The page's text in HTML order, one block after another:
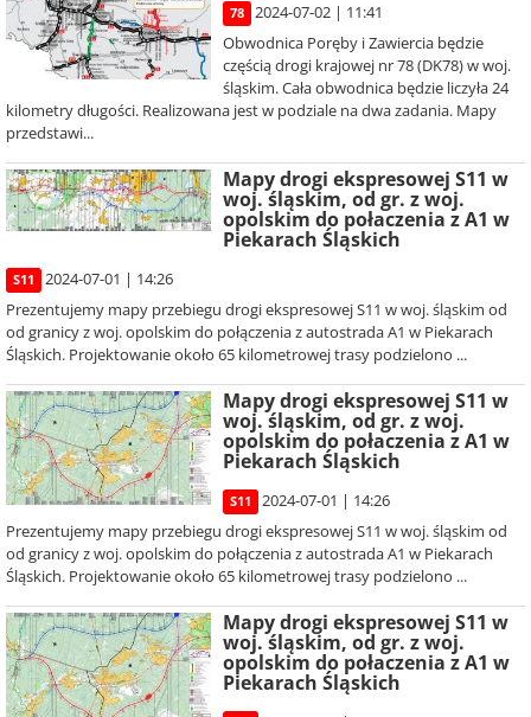
78
2024-07-02 | 11:41
Obwodnica Poręby i Zawiercia będzie
częścią drogi krajowej nr 78 (DK78) w woj.
śląskim. Cała obwodnica będzie liczyła 24
kilometry długości. Realizowana jest w podziale na dwa zadania. Mapy
przedstawi...
Mapy drogi ekspresowej S11 w
woj. śląskim, od gr. z woj.
opolskim do połaczenia z A1 w
Piekarach Śląskich
S11
2024-07-01 | 14:26
Prezentujemy mapy przebiegu drogi ekspresowej S11 w woj. śląskim od
od granicy z woj. opolskim do połączenia z autostrada A1 w Piekarach
Śląskich. Projektowanie około 65 kilometrowej trasy podzielono ...
Mapy drogi ekspresowej S11 w
woj. śląskim, od gr. z woj.
opolskim do połaczenia z A1 w
Piekarach Śląskich
S11
2024-07-01 | 14:26
Prezentujemy mapy przebiegu drogi ekspresowej S11 w woj. śląskim od
od granicy z woj. opolskim do połączenia z autostrada A1 w Piekarach
Śląskich. Projektowanie około 65 kilometrowej trasy podzielono ...
Mapy drogi ekspresowej S11 w
woj. śląskim, od gr. z woj.
opolskim do połaczenia z A1 w
Piekarach Śląskich